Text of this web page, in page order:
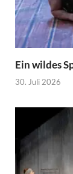
Ein wildes
30. Juli 2026